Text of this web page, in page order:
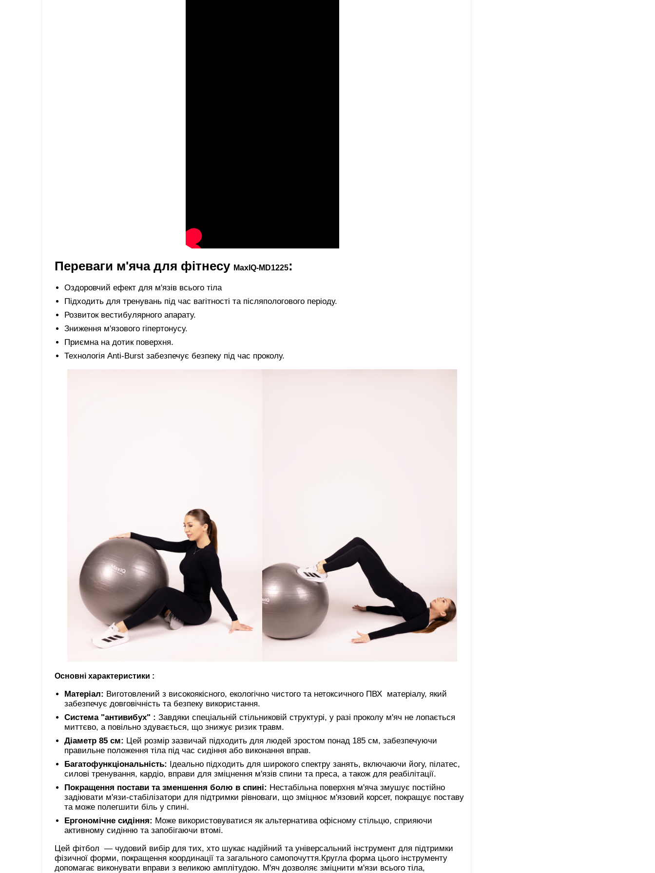
Переваги м'яча для фітнесу MaxIQ-MD1225:
Оздоровчий ефект для м'язів всього тіла
Підходить для тренувань під час вагітності та післяпологового періоду.
Розвиток вестибулярного апарату.
Зниження м'язового гіпертонусу.
Приємна на дотик поверхня.
Технологія Anti-Burst забезпечує безпеку під час проколу.
Основні характеристики :
Матеріал: Виготовлений з високоякісного, екологічно чистого та нетоксичного ПВХ матеріалу, який
забезпечує довговічність та безпеку використання.
Система "антивибух" : Завдяки спеціальній стільниковій структурі, у разі проколу м'яч не лопається
миттєво, а повільно здувається, що знижує ризик травм.
Діаметр 85 см: Цей розмір зазвичай підходить для людей зростом понад 185 см, забезпечуючи
правильне положення тіла під час сидіння або виконання вправ.
Багатофункціональність: Ідеально підходить для широкого спектру занять, включаючи йогу, пілатес,
силові тренування, кардіо, вправи для зміцнення м'язів спини та преса, а також для реабілітації.
Покращення постави та зменшення болю в спині: Нестабільна поверхня м'яча змушує постійно
задіювати м'язи-стабілізатори для підтримки рівноваги, що зміцнює м'язовий корсет, покращує поставу
та може полегшити біль у спині.
Ергономічне сидіння: Може використовуватися як альтернатива офісному стільцю, сприяючи
активному сидінню та запобігаючи втомі.
Цей фітбол — чудовий вибір для тих, хто шукає надійний та універсальний інструмент для підтримки
фізичної форми, покращення координації та загального самопочуття.Кругла форма цього інструменту
допомагає виконувати вправи з великою амплітудою. М'яч дозволяє зміцнити м'язи всього тіла,